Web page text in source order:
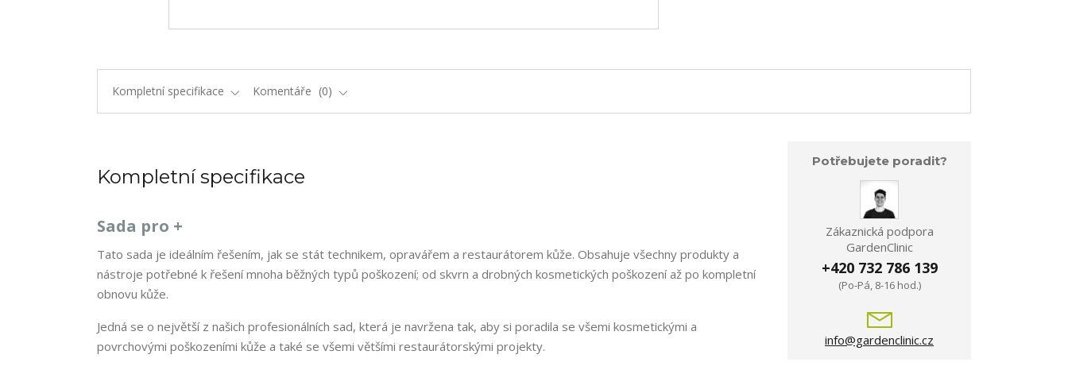
Kompletní specifikace Komentáře 0
Kompletní specifikace
Sada pro +
Tato sada je ideálním řešením, jak se stát technikem, opravářem a restaurátorem kůže. Obsahuje všechny produkty a
nástroje potřebné k řešení mnoha běžných typů poškození; od skvrn a drobných kosmetických poškození až po kompletní
obnovu kůže.
Jedná se o největší z našich profesionálních sad, která je navržena tak, aby si poradila se všemi kosmetickými a
povrchovými poškozeními kůže a také se všemi většími restaurátorskými projekty.
Potřebujete poradit?
Zákaznická podpora
GardenClinic
+420 732 786 139
(Po-Pá, 8-16 hod.)
info@gardenclinic.cz